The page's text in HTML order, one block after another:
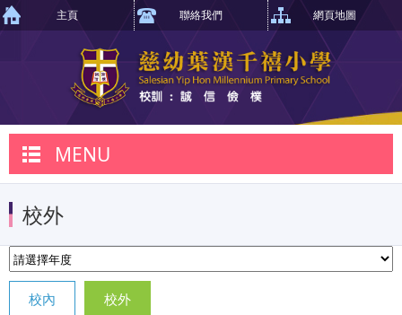
主頁 聯絡我們 網頁地圖
MENU
校外
校內 校外